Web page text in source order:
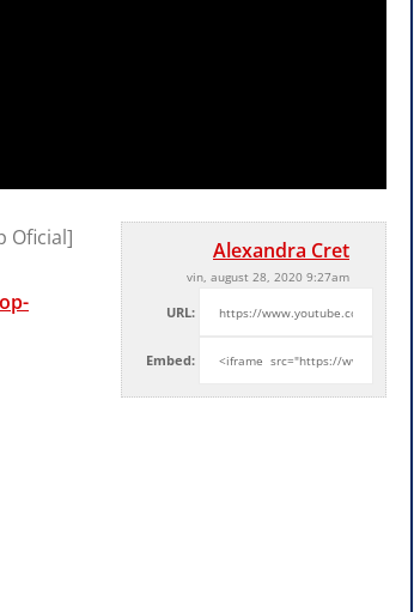
Alexandra Cret
vin, august 28, 2020 9:27am
URL:
Embed:
Oficial]